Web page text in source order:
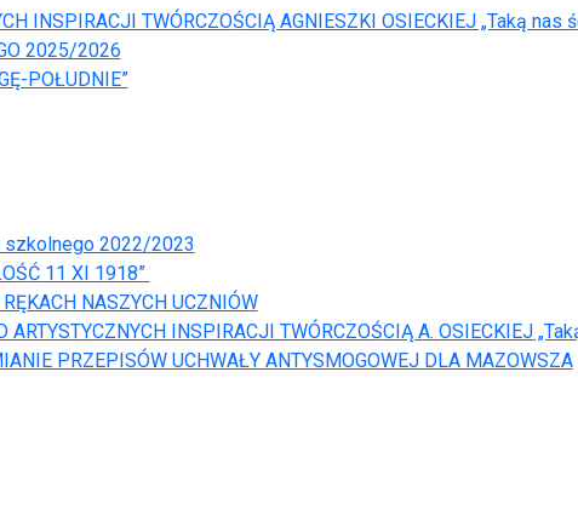
INSPIRACJI TWÓRCZOŚCIĄ AGNIESZKI OSIECKIEJ „Taką
2025/2026
POŁUDNIE”
szkolnego 2022/2023
11 XI 1918”
NASZYCH UCZNIÓW
ARTYSTYCZNYCH INSPIRACJI TWÓRCZOŚCIĄ A. OSIECKIEJ
PRZEPISÓW UCHWAŁY ANTYSMOGOWEJ DLA MAZOWSZA